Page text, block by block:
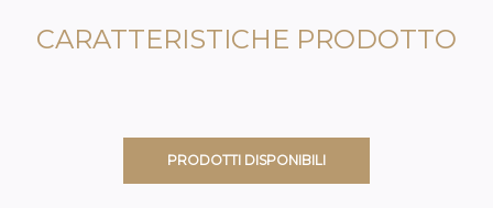
CARATTERISTICHE PRODOTTO
PRODOTTI DISPONIBILI